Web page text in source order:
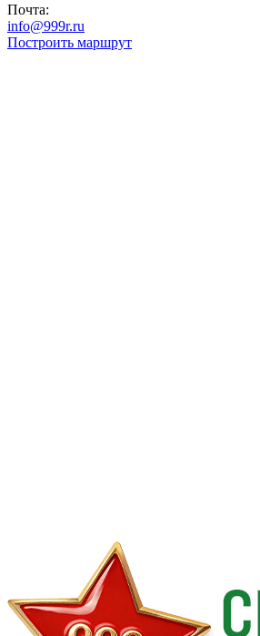
Почта:
info@999r.ru
Построить маршрут